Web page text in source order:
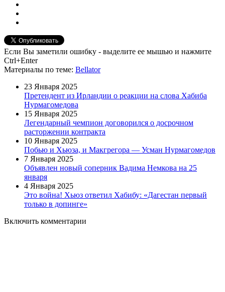
Если Вы заметили ошибку - выделите ее мышью и нажмите
Ctrl+Enter
Материалы по теме: Bellator
23 Января 2025
Претендент из Ирландии о реакции на слова Хабиба
Нурмагомедова
15 Января 2025
Легендарный чемпион договорился о досрочном
расторжении контракта
10 Января 2025
Побью и Хьюза, и Макгрегора — Усман Нурмагомедов
7 Января 2025
Объявлен новый соперник Вадима Немкова на 25
января
4 Января 2025
Это война! Хьюз ответил Хабибу: «Дагестан первый
только в допинге»
Включить комментарии